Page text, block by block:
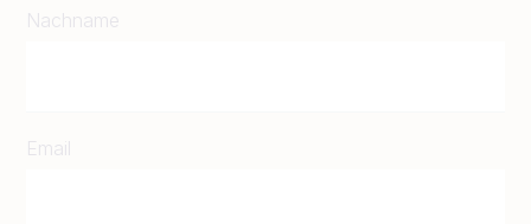
Nachname
Email